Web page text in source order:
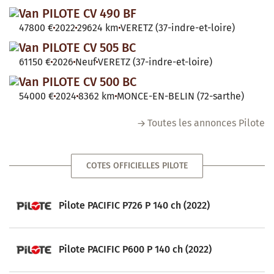
Van PILOTE CV 490 BF
47800 €2022 29624 km VERETZ (37-indre-et-loire)
Van PILOTE CV 505 BC
61150 €2026 NeufVERETZ (37-indre-et-loire)
Van PILOTE CV 500 BC
54000 €2024 8362 km MONCE-EN-BELIN (72-sarthe)
Toutes les annonces Pilote
COTES OFFICIELLES PILOTE
Pilote PACIFIC P726 P 140 ch (2022)
Pilote PACIFIC P600 P 140 ch (2022)